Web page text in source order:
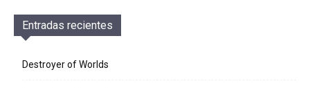
Entradas recientes
Destroyer of Worlds